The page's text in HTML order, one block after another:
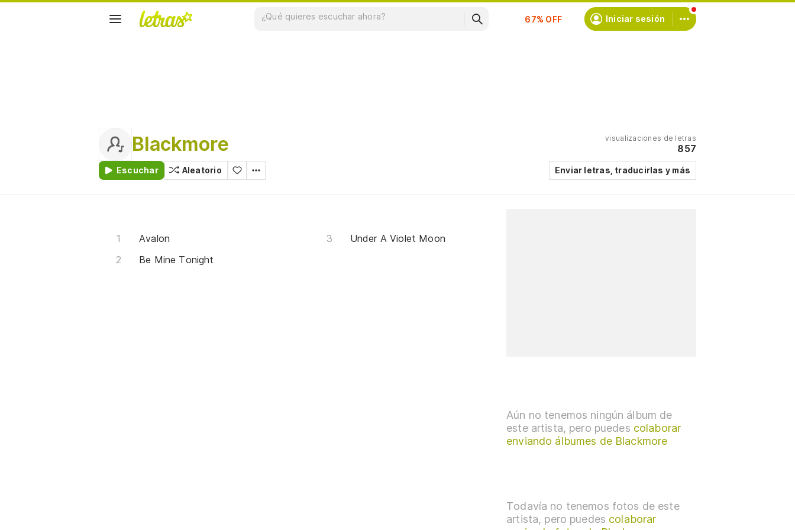
Suscríbete Iniciar sesión
Blackmore
Escuchar Aleatorio
visualizaciones de letras
857
Enviar letras, traducirlas y más
Avalon
Be Mine Tonight
Under A Violet Moon
Aún no tenemos ningún álbum de
este artista, pero puedes colaborar
enviando álbumes de Blackmore
Todavía no tenemos fotos de este
artista, pero puedes colaborar